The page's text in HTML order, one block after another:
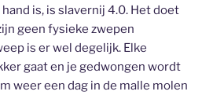
is, is slavernij 4.0. Het doet
geen fysieke zwepen
is er wel degelijk. Elke
gaat en je gedwongen wordt
weer een dag in de malle molen